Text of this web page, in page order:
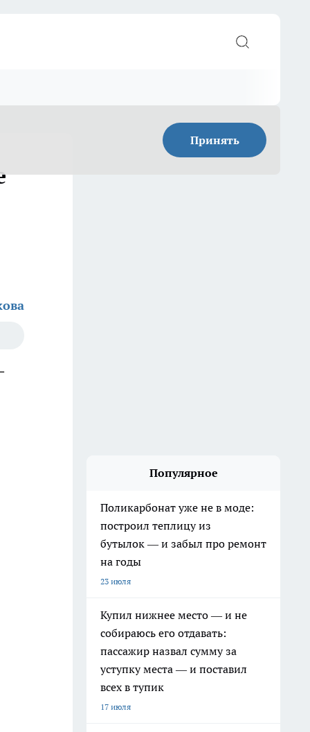
Принять
Популярное
Поликарбонат уже не в моде:
построил теплицу из
бутылок — и забыл про ремонт
на годы
23 июля
Купил нижнее место — и не
собираюсь его отдавать:
пассажир назвал сумму за
уступку места — и поставил
всех в тупик
17 июля